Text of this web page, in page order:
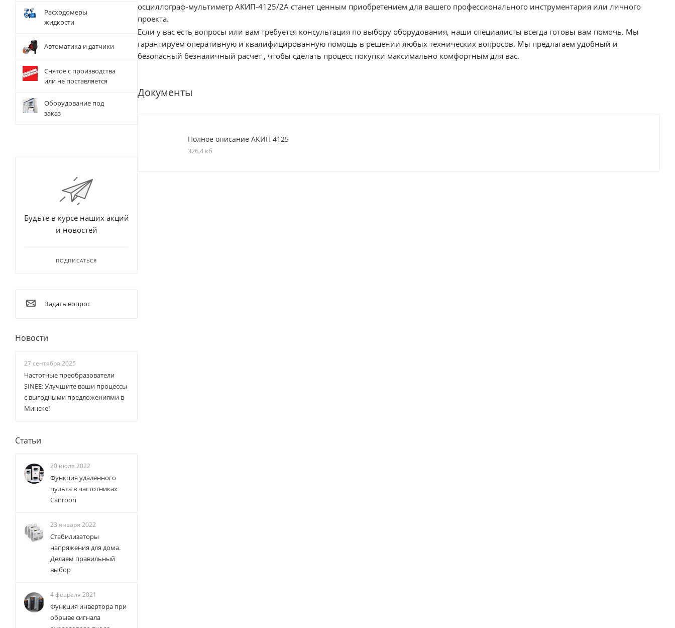
осциллограф-мультиметр АКИП-4125/2А станет ценным приобретением для вашего профессионального инструментария или личного
проекта.
Если у вас есть вопросы или вам требуется консультация по выбору оборудования, наши специалисты всегда готовы вам помочь. Мы
гарантируем оперативную и квалифицированную помощь в решении любых технических вопросов. Мы предлагаем удобный и
безопасный безналичный расчет , чтобы сделать процесс покупки максимально комфортным для вас.
Документы
Полное описание АКИП 4125
326,4 кб
Расходомеры
жидкости
Автоматика и датчики
Снятое с производства
или не поставляется
Оборудование под
заказ
Будьте в курсе наших акций
и новостей
ПОДПИСАТЬСЯ
Задать вопрос
Новости
27 сентября 2025
Частотные преобразователи
SINEE: Улучшите ваши процессы
с выгодными предложениями в
Минске!
Статьи
20 июля 2022
Функция удаленного
пульта в частотниках
Canroon
23 января 2022
Стабилизаторы
напряжения для дома.
Делаем правильный
выбор
4 февраля 2021
Функция инвертора при
обрыве сигнала